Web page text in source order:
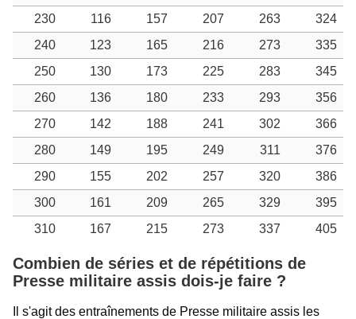
230
116 157 207 263
324
240
123 165 216 273
335
250
130 173 225 283
345
260
136 180 233 293
356
270
142 188 241 302
366
280
149 195 249 311
376
290
155 202 257 320
386
300
161 209 265 329
395
310
167 215 273 337 405
Combien de séries et de répétitions de
Presse militaire assis dois-je faire ?
Il s'agit des entraînements de Presse militaire assis les